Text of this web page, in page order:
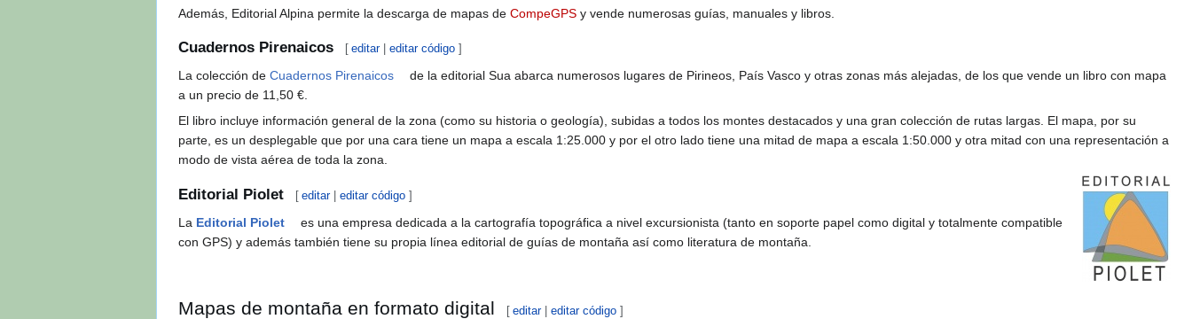
Además, Editorial Alpina permite la descarga de mapas de CompeGPS y vende numerosas guías, manuales y libros.
Cuadernos Pirenaicos [ editar|editar código ]
La colección de Cuadernos Pirenaicos
de la editorial Sua abarca numerosos lugares de Pirineos, País Vasco y otras zonas más alejadas, de los que vende un libro con mapa
a un precio de 11,50 €.
El libro incluye información general de la zona (como su historia o geología), subidas a todos los montes destacados y una gran colección de rutas largas. El mapa, por su
parte, es un desplegable que por una cara tiene un mapa a escala 1:25.000 y por el otro lado tiene una mitad de mapa a escala 1:50.000 y otra mitad con una representación a
modo de vista aérea de toda la zona.
Editorial Piolet [ editar|editar código ]
La Editorial Piolet
es una empresa dedicada a la cartografía topográfica a nivel excursionista (tanto en soporte papel como digital y totalmente compatible
con GPS) y además también tiene su propia línea editorial de guías de montaña así como literatura de montaña.
Mapas de montaña en formato digital [ editar|editar código ]